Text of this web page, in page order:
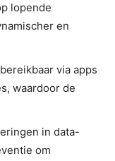
lopende
en
via apps
waardoor de
in data-
om